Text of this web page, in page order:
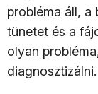
probléma áll, a
tünetet és a
olyan
diagnosztizálni.